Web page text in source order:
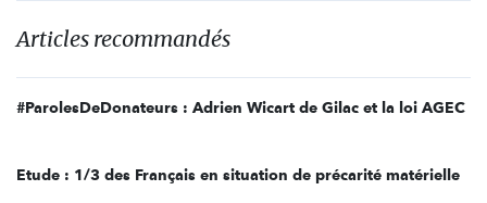
Articles recommandés
#ParolesDeDonateurs : Adrien Wicart de Gilac et la loi AGEC
Etude : 1/3 des Français en situation de précarité matérielle